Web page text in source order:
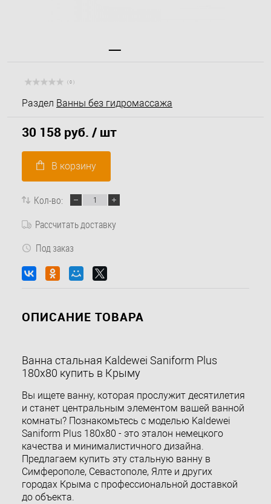
( 0 )
Раздел Ванны без гидромассажа
30 158 руб. / шт
В корзину
Кол-во:
Рассчитать доставку
Под заказ
ОПИСАНИЕ ТОВАРА
Ванна стальная Kaldewei Saniform Plus
180x80 купить в Крыму
Вы ищете ванну, которая прослужит десятилетия
и станет центральным элементом вашей ванной
комнаты? Познакомьтесь с моделью Kaldewei
Saniform Plus 180x80 - это эталон немецкого
качества и минималистичного дизайна.
Предлагаем купить эту стальную ванну в
Симферополе, Севастополе, Ялте и других
городах Крыма с профессиональной доставкой
до объекта.